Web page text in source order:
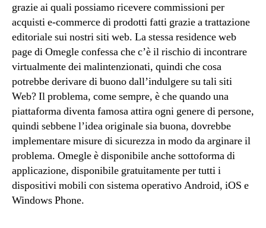
grazie ai quali possiamo ricevere commissioni per
acquisti e-commerce di prodotti fatti grazie a trattazione
editoriale sui nostri siti web. La stessa residence web
page di Omegle confessa che c’è il rischio di incontrare
virtualmente dei malintenzionati, quindi che cosa
potrebbe derivare di buono dall’indulgere su tali siti
Web? Il problema, come sempre, è che quando una
piattaforma diventa famosa attira ogni genere di persone,
quindi sebbene l’idea originale sia buona, dovrebbe
implementare misure di sicurezza in modo da arginare il
problema. Omegle è disponibile anche sottoforma di
applicazione, disponibile gratuitamente per tutti i
dispositivi mobili con sistema operativo Android, iOS e
Windows Phone.